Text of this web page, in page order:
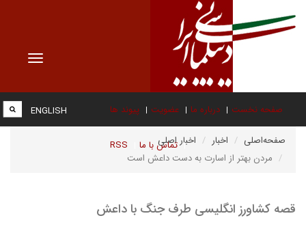
Toggle
صفحه نخست درباره ما عضویت پیوند ها
تماس با ما RSS
ENGLISH
صفحه‌اصلی اخبار
اخبار اصلی
مردن بهتر از اسارت به دست داعش است
قصه کشاورز انگلیسی طرف جنگ با داعش